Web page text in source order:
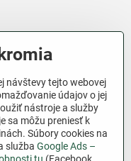
Fungujeme len
návštevy tejto webovej
údajov o jej
nástroje a služby
sa môžu preniesť k
Súbory cookies na
služba Google Ads –